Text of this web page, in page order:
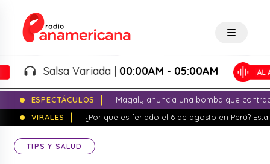
Salsa Variada |00:00AM - 05:00AM
ESPECTÁCULOS
Magaly anuncia una bomba que
VIRALES
¿Por qué es feriado el 6 de agosto en Perú?
TIPS Y SALUD